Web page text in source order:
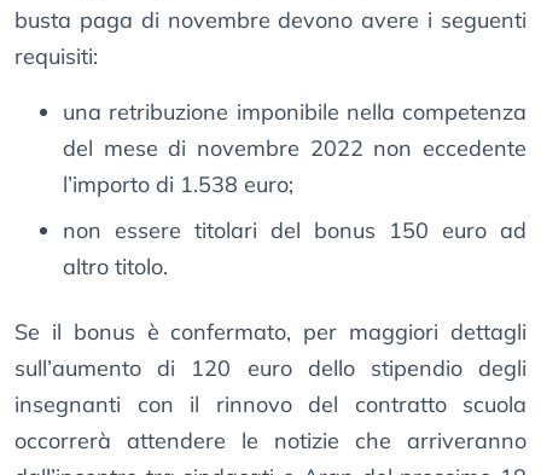
busta paga di novembre devono avere i seguenti
requisiti:
una retribuzione imponibile nella competenza
del mese di novembre 2022 non eccedente
l’importo di 1.538 euro;
non essere titolari del bonus 150 euro ad
altro titolo.
Se il bonus è confermato, per maggiori dettagli
sull’aumento di 120 euro dello stipendio degli
insegnanti con il rinnovo del contratto scuola
occorrerà attendere le notizie che arriveranno